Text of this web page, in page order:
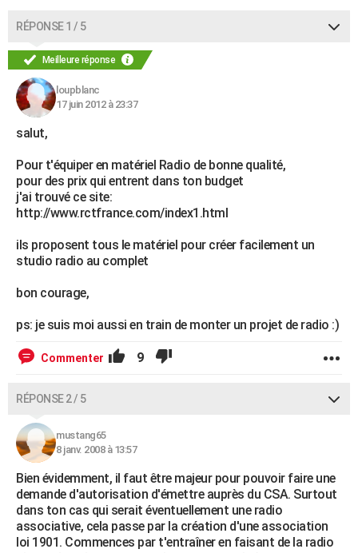
FORUM
Bricolage
Lifestyle
Culture
Sport
Auto
Television
Voyage
Cinema
RÉPONSE 1 / 5
Meilleure réponse
loupblanc
17 juin 2012 à 23:37
salut,
Pour t'équiper en matériel Radio de bonne qualité,
pour des prix qui entrent dans ton budget
j'ai trouvé ce site:
http://www.rctfrance.com/index1.html
ils proposent tous le matériel pour créer facilement un
studio radio au complet
bon courage,
ps: je suis moi aussi en train de monter un projet de radio :)
Commenter 9
RÉPONSE 2 / 5
mustang65
8 janv. 2008 à 13:57
Bien évidemment, il faut être majeur pour pouvoir faire une
demande d'autorisation d'émettre auprès du CSA. Surtout
dans ton cas qui serait éventuellement une radio
associative, cela passe par la création d'une association
loi 1901. Commences par t'entraîner en faisant de la radio